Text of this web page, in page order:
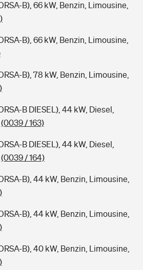
B), 66 kW, Benzin, Limousine,
B), 66 kW, Benzin, Limousine,
B), 78 kW, Benzin, Limousine,
B DIESEL), 44 kW, Diesel,
(0039 / 163)
B DIESEL), 44 kW, Diesel,
(0039 / 164)
B), 44 kW, Benzin, Limousine,
B), 44 kW, Benzin, Limousine,
B), 40 kW, Benzin, Limousine,